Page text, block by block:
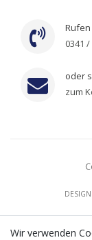
0341
oder
zum
Wir verwenden